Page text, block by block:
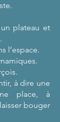
plateau et
l’espace.
à dire une
place, à
bouger